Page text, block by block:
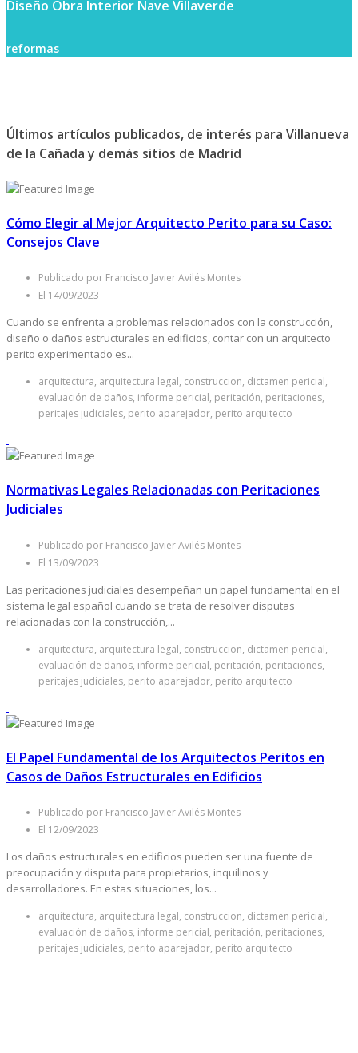
Diseño Obra Interior Nave Villaverde
reformas
Últimos artículos publicados, de interés para Villanueva
de la Cañada y demás sitios de Madrid
Cómo Elegir al Mejor Arquitecto Perito para su Caso:
Consejos Clave
Publicado por Francisco Javier Avilés Montes
El 14/09/2023
Cuando se enfrenta a problemas relacionados con la construcción,
diseño o daños estructurales en edificios, contar con un arquitecto
perito experimentado es...
arquitectura, arquitectura legal, construccion, dictamen pericial,
evaluación de daños, informe pericial, peritación, peritaciones,
peritajes judiciales, perito aparejador, perito arquitecto
Normativas Legales Relacionadas con Peritaciones
Judiciales
Publicado por Francisco Javier Avilés Montes
El 13/09/2023
Las peritaciones judiciales desempeñan un papel fundamental en el
sistema legal español cuando se trata de resolver disputas
relacionadas con la construcción,...
arquitectura, arquitectura legal, construccion, dictamen pericial,
evaluación de daños, informe pericial, peritación, peritaciones,
peritajes judiciales, perito aparejador, perito arquitecto
El Papel Fundamental de los Arquitectos Peritos en
Casos de Daños Estructurales en Edificios
Publicado por Francisco Javier Avilés Montes
El 12/09/2023
Los daños estructurales en edificios pueden ser una fuente de
preocupación y disputa para propietarios, inquilinos y
desarrolladores. En estas situaciones, los...
arquitectura, arquitectura legal, construccion, dictamen pericial,
evaluación de daños, informe pericial, peritación, peritaciones,
peritajes judiciales, perito aparejador, perito arquitecto